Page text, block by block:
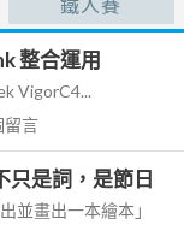
整合運用
VigorC4...
留言
只是詞，是節日
並畫出一本繪本」